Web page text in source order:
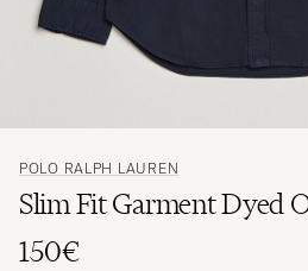
POLO RALPH LAUREN
Slim Fit Garment Dyed
150€